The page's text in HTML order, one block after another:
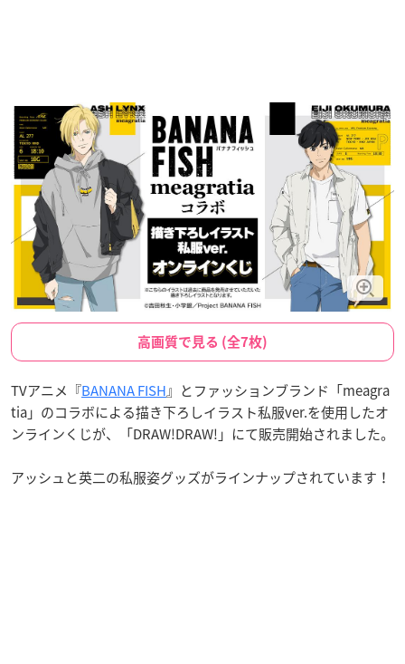
高画質で見る (全7枚)
TVアニメ『BANANA FISH』とファッションブランド「meagra
tia」のコラボによる描き下ろしイラスト私服ver.を使用したオ
ンラインくじが、「DRAW!DRAW!」にて販売開始されました。
アッシュと英二の私服姿グッズがラインナップされています！